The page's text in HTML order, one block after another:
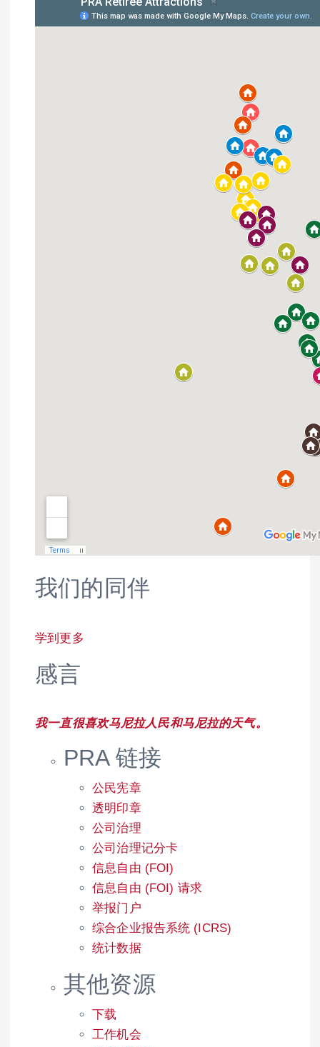
我们的同伴
学到更多
感言
我一直很喜欢马尼拉人民和马尼拉的天气。
PRA 链接
公民宪章
透明印章
公司治理
公司治理记分卡
信息自由 (FOI)
信息自由 (FOI) 请求
举报门户
综合企业报告系统 (ICRS)
统计数据
其他资源
下载
工作机会